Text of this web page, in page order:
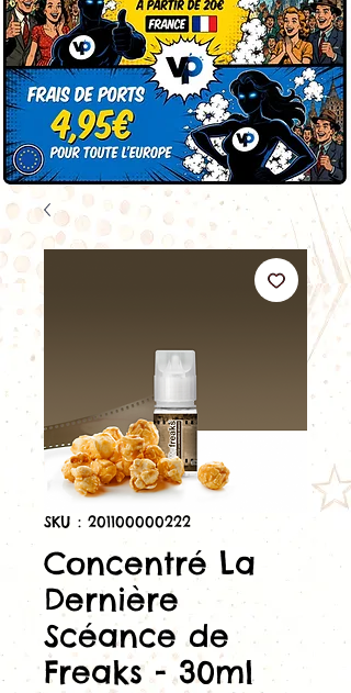
SKU : 201100000222
Concentré La
Dernière
Scéance de
Freaks - 30ml